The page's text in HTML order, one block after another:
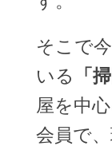
そこで
いる
「
屋を中
会員で